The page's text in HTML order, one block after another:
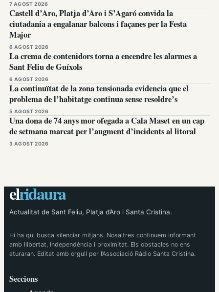
7 AGOST 2026
Castell d’Aro, Platja d’Aro i S’Agaró convida la
ciutadania a engalanar balcons i façanes per la Festa
Major
6 AGOST 2026
La crema de contenidors torna a encendre les alarmes a
Sant Feliu de Guíxols
6 AGOST 2026
La continuïtat de la zona tensionada evidencia que el
problema de l’habitatge continua sense resoldre’s
5 AGOST 2026
Una dona de 74 anys mor ofegada a Cala Maset en un cap
de setmana marcat per l’augment d’incidents al litoral
3 AGOST 2026
elridaura
Actualitat de Sant Feliu, Platja d’Aro i Santa Cristina.
Hi ha qui busca silenciar mitjans. Nosaltres continuem informant
amb llibertat, independència i proximitat. Els obstacles no ens
aturaran. Editat amb orgull per l’Associació Ràdio Santa Cristina.
Seccions